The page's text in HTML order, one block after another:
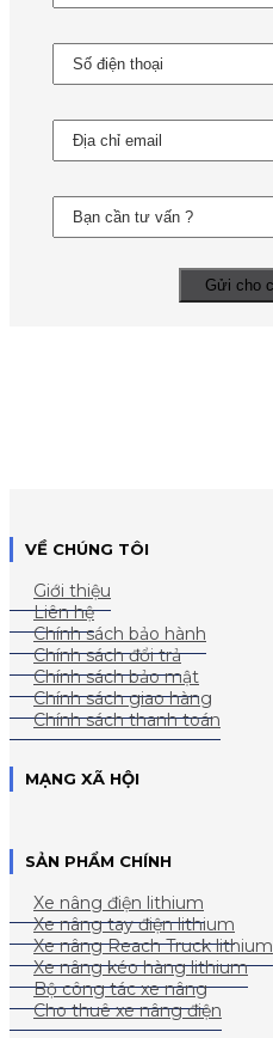
VỀ CHÚNG TÔI
Giới thiệu
Liên hệ
Chính sách bảo hành
Chính sách đổi trả
Chính sách bảo mật
Chính sách giao hàng
Chính sách thanh toán
MẠNG XÃ HỘI
SẢN PHẨM CHÍNH
Xe nâng điện lithium
Xe nâng tay điện lithium
Xe nâng Reach Truck lithium
Xe nâng kéo hàng lithium
Bộ công tác xe nâng
Cho thuê xe nâng điện